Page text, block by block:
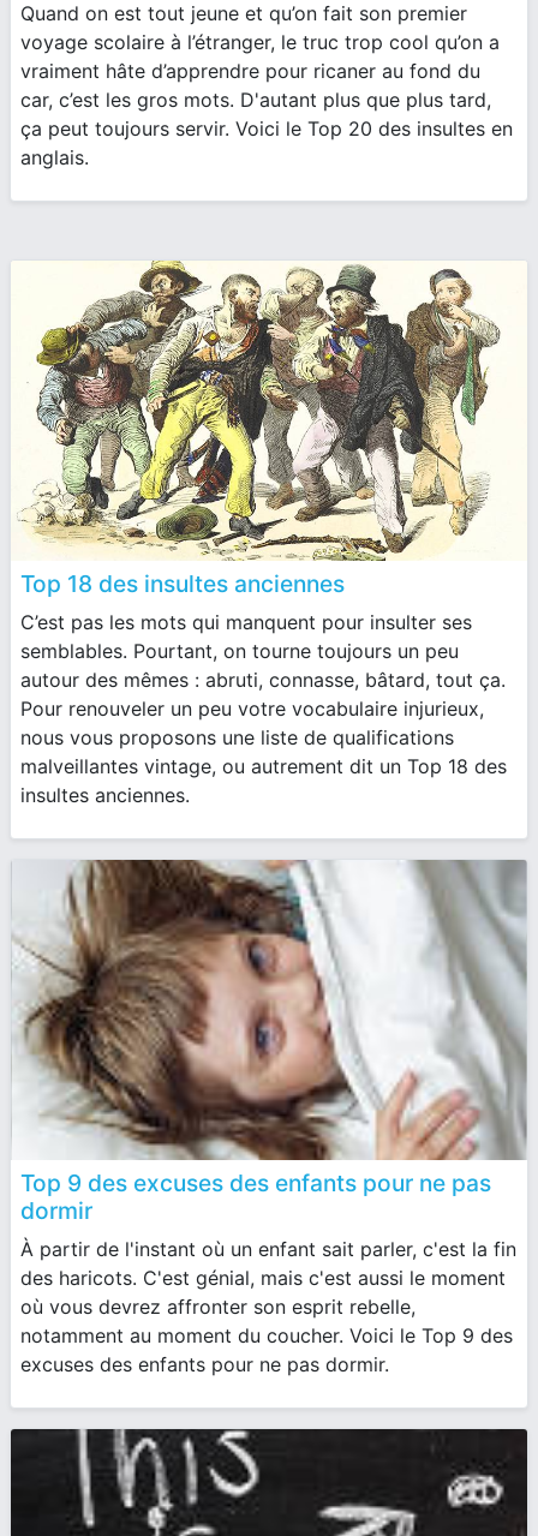
Quand on est tout jeune et qu’on fait son premier
voyage scolaire à l’étranger, le truc trop cool qu’on a
vraiment hâte d’apprendre pour ricaner au fond du
car, c’est les gros mots. D'autant plus que plus tard,
ça peut toujours servir. Voici le Top 20 des insultes en
anglais.
Top 18 des insultes anciennes
C’est pas les mots qui manquent pour insulter ses
semblables. Pourtant, on tourne toujours un peu
autour des mêmes : abruti, connasse, bâtard, tout ça.
Pour renouveler un peu votre vocabulaire injurieux,
nous vous proposons une liste de qualifications
malveillantes vintage, ou autrement dit un Top 18 des
insultes anciennes.
Top 9 des excuses des enfants pour ne pas
dormir
À partir de l'instant où un enfant sait parler, c'est la fin
des haricots. C'est génial, mais c'est aussi le moment
où vous devrez affronter son esprit rebelle,
notamment au moment du coucher. Voici le Top 9 des
excuses des enfants pour ne pas dormir.